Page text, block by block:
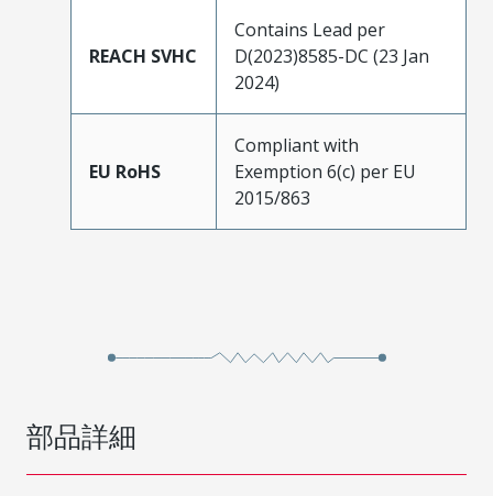
REACH SVHC
Contains Lead per
D(2023)8585-DC (23 Jan
2024)
EU RoHS
Compliant with
Exemption 6(c) per EU
2015/863
部品詳細